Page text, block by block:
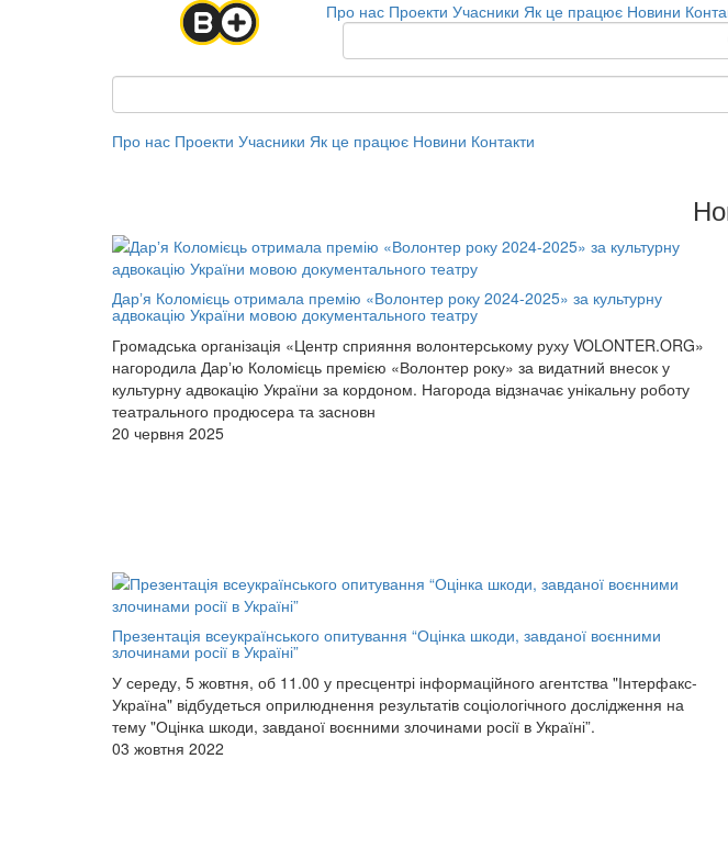
Про нас Проекти Учасники Як це працює Новини
Про нас Проекти Учасники Як це працює Новини Контакти
Дарʼя Коломієць отримала премію «Волонтер року 2024-2025» за культурну
адвокацію України мовою документального театру
Громадська організація «Центр сприяння волонтерському руху VOLONTER.ORG»
нагородила Дарʼю Коломієць премією «Волонтер року» за видатний внесок у
культурну адвокацію України за кордоном. Нагорода відзначає унікальну роботу
театрального продюсера та засновн
20 червня 2025
Презентація всеукраїнського опитування “Оцінка шкоди, завданої воєнними
злочинами росії в Україні”
У середу, 5 жовтня, об 11.00 у пресцентрі інформаційного агентства "Інтерфакс-
Україна" відбудеться оприлюднення результатів соціологічного дослідження на
тему "Оцінка шкоди, завданої воєнними злочинами росії в Україні”.
03 жовтня 2022